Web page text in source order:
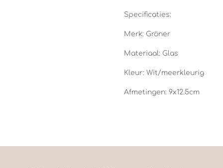
Specificaties:
Merk: Gröner
Materiaal: Glas
Kleur: Wit/meerkleurig
Afmetingen: 9x12.5cm